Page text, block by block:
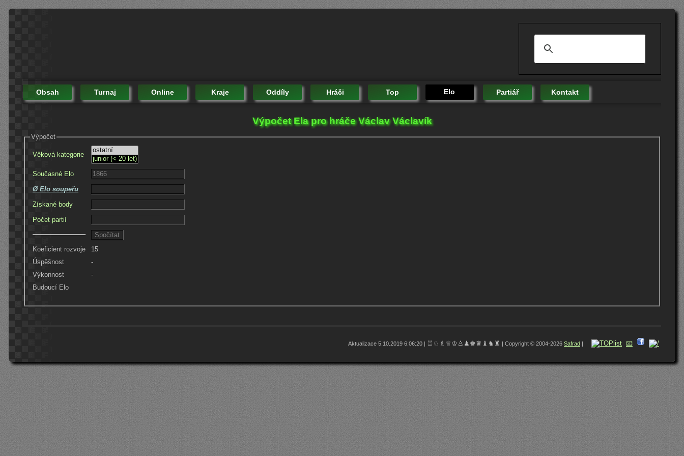
Obsah Turnaj Online Kraje Oddíly Hráči Top Elo Partiář Kontakt
Výpočet Ela pro hráče Václav Václavík
Výpočet
Věková kategorie
Současné Elo
Ø Elo soupeřu
Získané body
Počet partií
Koeficient rozvoje
15
Úspěšnost
-
Výkonnost
-
Budoucí Elo
Aktualizace 5.10.2019 6:06:20 | ♖♘♗♕♔♙♟♚♛♝♞♜ | Copyright © 2004-2026 Safrad | 📧